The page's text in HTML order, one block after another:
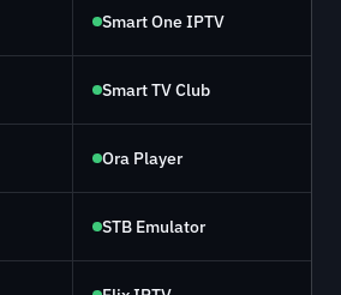
Smart One IPTV
Smart TV Club
Ora Player
STB Emulator